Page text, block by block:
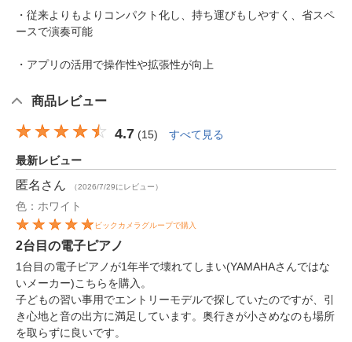
・従来よりもよりコンパクト化し、持ち運びもしやすく、省スペ
ースで演奏可能
・アプリの活用で操作性や拡張性が向上
商品レビュー
4.7 (15) すべて見る
最新レビュー
匿名 さん （2026/7/29にレビュー）
色：ホワイト
ビックカメラグループで購入
2台目の電子ピアノ
1台目の電子ピアノが1年半で壊れてしまい(YAMAHAさんではな
いメーカー)こちらを購入。
子どもの習い事用でエントリーモデルで探していたのですが、引
き心地と音の出方に満足しています。奥行きが小さめなのも場所
を取らずに良いです。